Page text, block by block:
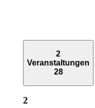
2
Veranstaltungen
28
2